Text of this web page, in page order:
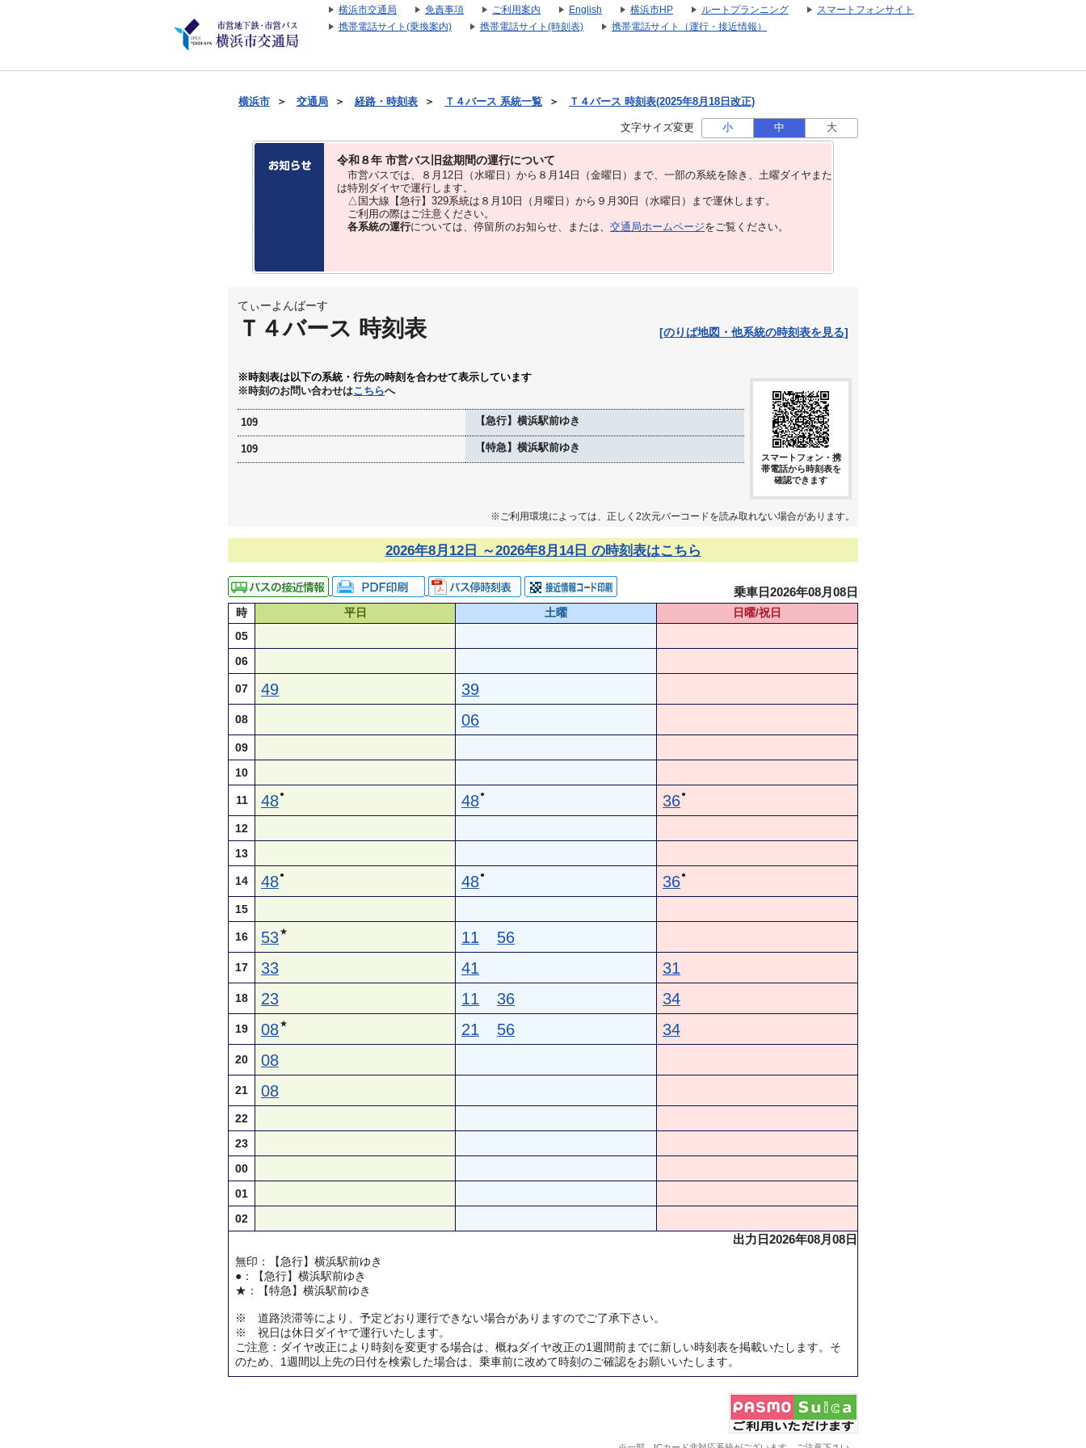
横浜市交通局 免責事項 ご利用案内 English 横浜市HP ルートプランニング
スマートフォンサイト
携帯電話サイト(乗換案内)
携帯電話サイト(時刻表) 携帯電話サイト（運行・接近情報）
横浜市 ＞ 交通局 ＞ 経路・時刻表 ＞ Ｔ４バース 系統一覧 ＞ Ｔ４バース 時刻表(2025年8月18日改正)
文字サイズ変更 小 中 大
令和８年 市営バス旧盆期間の運行について
市営バスでは、８⽉12⽇（水曜日）から８⽉14⽇（金曜日）まで、⼀部の系統を除き、⼟曜ダイヤまた
は特別ダイヤで運⾏します。
△国大線【急行】329系統は８月10日（月曜日）から９月30日（水曜日）まで運休します。
ご利用の際はご注意ください。
各系統の運行については、停留所のお知らせ、または、 交通局ホームページをご覧ください。
てぃーよんばーす
Ｔ４バース 時刻表 [のりば地図・他系統の時刻表を見る]
※時刻表は以下の系統・行先の時刻を合わせて表示しています
※時刻のお問い合わせはこちらへ
109 【急行】横浜駅前ゆき
109 【特急】横浜駅前ゆき
スマートフォン・携
帯電話から時刻表を
確認できます
※ご利用環境によっては、正しく2次元バーコードを読み取れない場合があります。
2026年8月12日 ～2026年8月14日 の時刻表はこちら
乗車日2026年08月08日
時 平日 土曜
日曜/祝日
05
06
07 49 39
08 06
09
10
11 48● 48● 36●
12
13
14 48● 48● 36●
15
16 53★ 11 56
17 33 41 31
18 23 11 36 34
19 08★ 21 56 34
20 08
21 08
22
23
00
01
02
出力日2026年08月08日
無印：【急行】横浜駅前ゆき
●：【急行】横浜駅前ゆき
★：【特急】横浜駅前ゆき
※ 道路渋滞等により、予定どおり運行できない場合がありますのでご了承下さい。
※ 祝日は休日ダイヤで運行いたします。
ご注意：ダイヤ改正により時刻を変更する場合は、概ねダイヤ改正の1週間前までに新しい時刻表を掲載いたします。そ
のため、1週間以上先の日付を検索した場合は、乗車前に改めて時刻のご確認をお願いいたします。